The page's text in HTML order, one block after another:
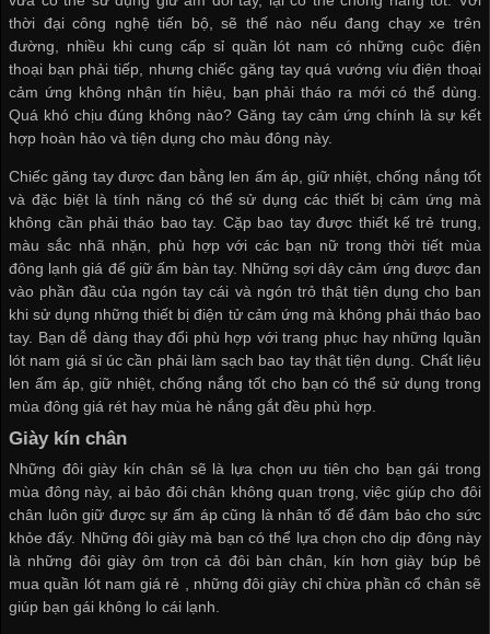
thời đại công nghệ tiến bộ, sẽ thế nào nếu đang chạy xe trên
đường, nhiều khicung cấp sỉ quần lót nam có những cuộc điện
thoại bạn phải tiếp, nhưng chiếc găng tay quá vướng víu điện thoại
cảm ứng không nhận tín hiệu, bạn phải tháo ra mới có thể dùng.
Quá khó chịu đúng không nào? Găng tay cảm ứng chính là sự kết
hợp hoàn hảo và tiện dụng cho màu đông này.
Chiếc găng tay được đan bằng len ấm áp, giữ nhiệt, chống nắng tốt
và đặc biệt là tính năng có thể sử dụng các thiết bị cảm ứng mà
không cần phải tháo bao tay. Cặp bao tay được thiết kế trẻ trung,
màu sắc nhã nhặn, phù hợp với các bạn nữ trong thời tiết mùa
đông lạnh giá để giữ ấm bàn tay. Những sợi dây cảm ứng được đan
vào phần đầu của ngón tay cái và ngón trỏ thật tiện dụng cho ban
khi sử dụng những thiết bị điện tử cảm ứng mà không phải tháo bao
tay. Bạn dễ dàng thay đổi phù hợp với trang phục hay những lquần
lót nam giá sỉúc cần phải làm sạch bao tay thật tiện dụng. Chất liệu
len ấm áp, giữ nhiệt, chống nắng tốt cho bạn có thể sử dụng trong
mùa đông giá rét hay mùa hè nắng gắt đều phù hợp.
Giày kín chân
Những đôi giày kín chân sẽ là lựa chọn ưu tiên cho bạn gái trong
mùa đông này, ai bảo đôi chân không quan trọng, việc giúp cho đôi
chân luôn giữ được sự ấm áp cũng là nhân tố để đảm bảo cho sức
khỏe đấy. Những đôi giày mà bạn có thể lựa chọn cho dịp đông này
là những đôi giày ôm trọn cả đôi bàn chân, kín hơn giày búp bê
mua quần lót nam giá rẻ , những đôi giày chỉ chừa phần cổ chân sẽ
giúp bạn gái không lo cái lạnh.